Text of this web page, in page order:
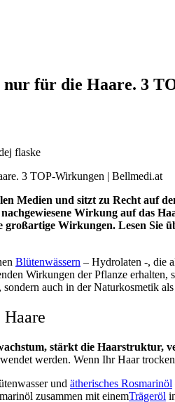
nur für die Haare. 3
3 TOP-Wirkungen | Bellmedi.at
Medien und sitzt zu Recht auf
Wirkung auf das
großartige Wirkungen. Lesen Sie
Blütenwässern – Hydrolaten -, die
Wirkungen der Pflanze erhalten,
, sondern auch in der Naturkosmetik als
stärkt die Haarstruktur,
werden. Wenn Ihr Haar
und ätherisches Rosmarinöl
zusammen mit einemTrägeröl